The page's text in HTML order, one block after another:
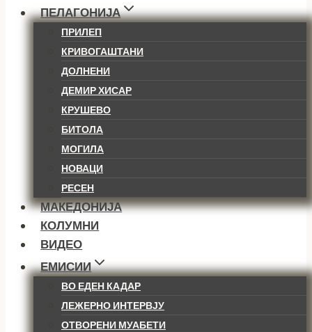
ПЕЛАГОНИЈА
ПРИЛЕП
КРИВОГАШТАНИ
ДОЛНЕНИ
ДЕМИР ХИСАР
КРУШЕВО
БИТОЛА
МОГИЛА
НОВАЦИ
РЕСЕН
МАКЕДОНИЈА
КОЛУМНИ
ВИДЕО
ЕМИСИИ
ВО ЕДЕН КАДАР
ЛЕЖЕРНО ИНТЕРВЈУ
ОТВОРЕНИ МУАБЕТИ